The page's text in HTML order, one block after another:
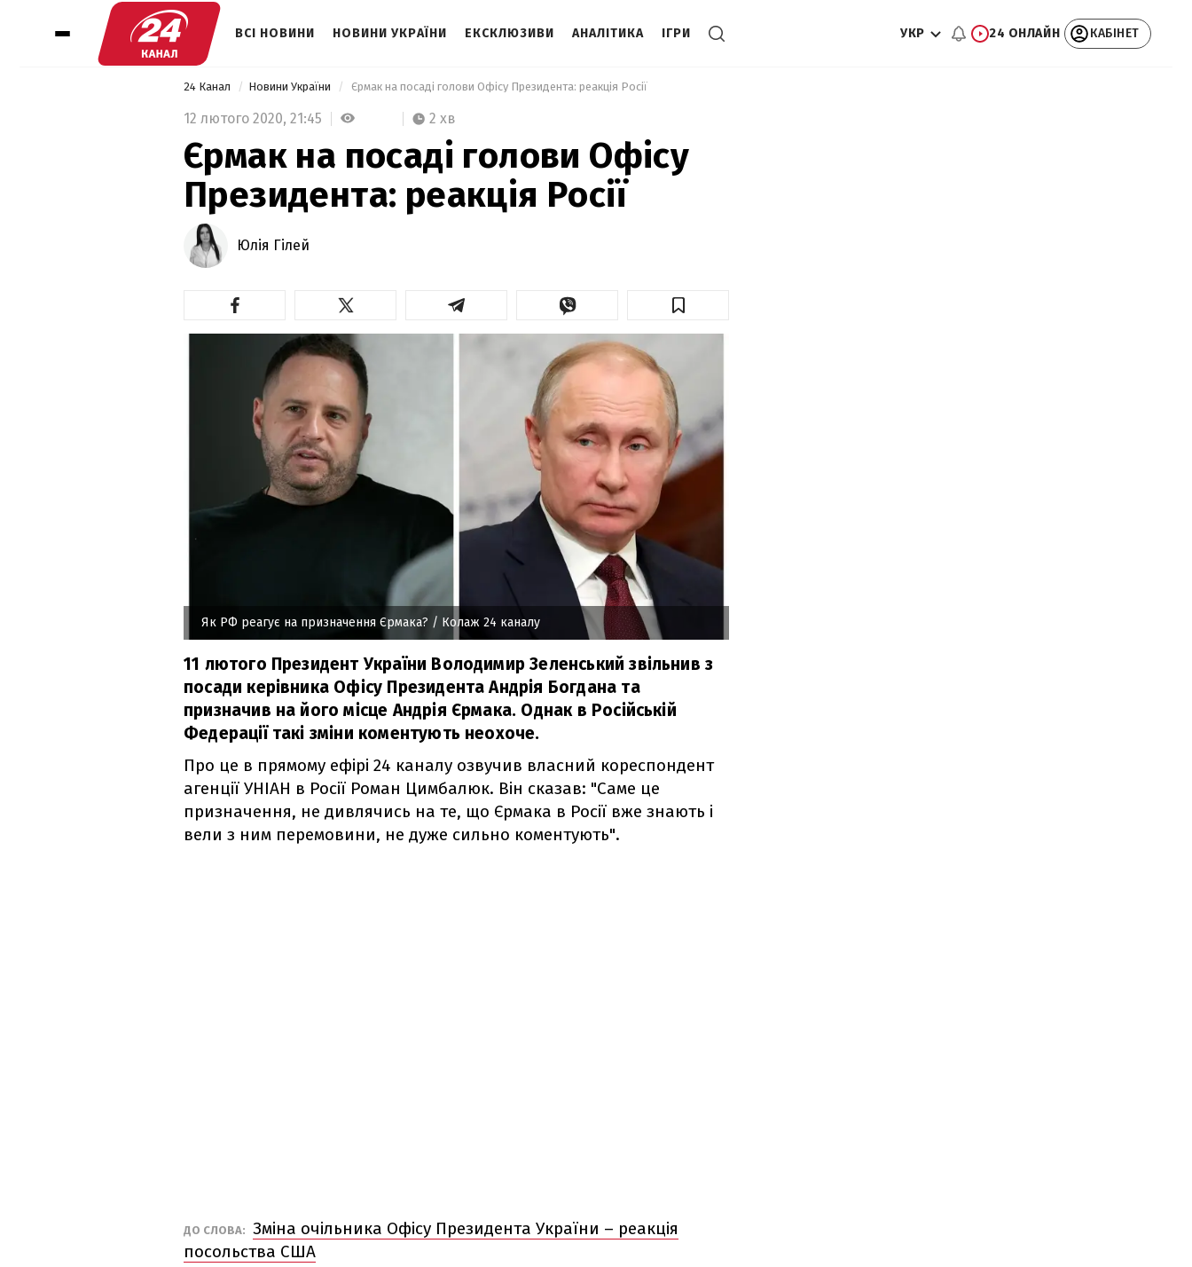
ВСІ НОВИНИ НОВИНИ УКРАЇНИ ЕКСКЛЮЗИВИ АНАЛІТИКА ІГРИ УКР 24 ОНЛАЙН КАБІНЕТ
24 Канал Новини України Єрмак на посаді голови Офісу Президента: реакція Росії
12 лютого 2020, 21:45 2 хв
Єрмак на посаді голови Офісу
Президента: реакція Росії
Юлія Гілей
Як РФ реагує на призначення Єрмака? / Колаж 24 каналу
11 лютого Президент України Володимир Зеленський звільнив з
посади керівника Офісу Президента Андрія Богдана та
призначив на його місце Андрія Єрмака. Однак в Російській
Федерації такі зміни коментують неохоче.
Про це в прямому ефірі 24 каналу озвучив власний кореспондент
агенції УНІАН в Росії Роман Цимбалюк. Він сказав: "Саме це
призначення, не дивлячись на те, що Єрмака в Росії вже знають і
вели з ним перемовини, не дуже сильно коментують".
ДО СЛОВА: Зміна очільника Офісу Президента України – реакція
посольства США